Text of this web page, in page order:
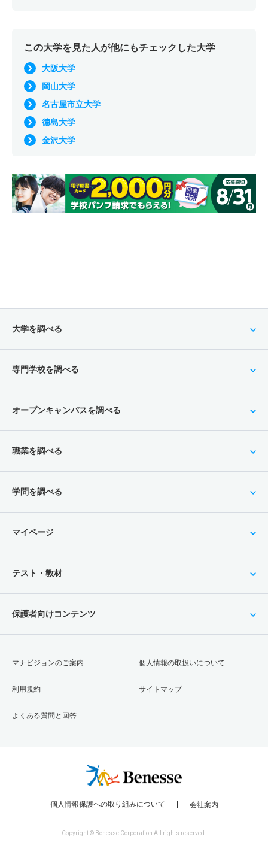
この大学を見た人が他にもチェックした大学
大阪大学
岡山大学
名古屋市立大学
徳島大学
金沢大学
大学を調べる
専門学校を調べる
オープンキャンパスを調べる
職業を調べる
学問を調べる
マイページ
テスト・教材
保護者向けコンテンツ
マナビジョンのご案内
利用規約
よくある質問と回答
個人情報の取扱いについて
サイトマップ
個人情報保護への取り組みについて 会社案内
Copyright © Benesse Corporation All rights reserved.